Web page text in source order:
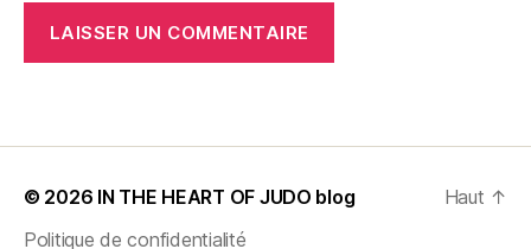
© 2026 IN THE HEART OF JUDO blog
Politique de confidentialité
Haut ↑